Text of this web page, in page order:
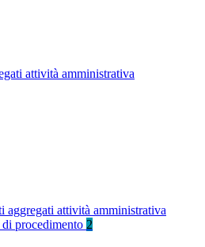
attività amministrativa
aggregati attività amministrativa
procedimento 2